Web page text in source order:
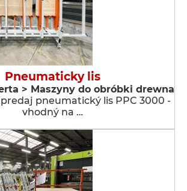
Pneumaticky lis
> Maszyny do obróbki drewna
pneumatický lis PPC 3000 -
vhodný na …